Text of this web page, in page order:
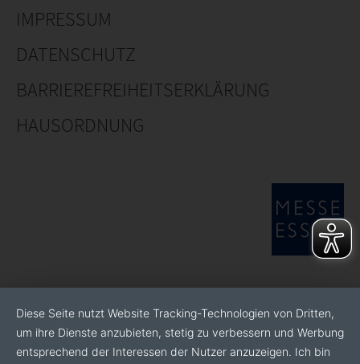
IMPRESSUM
DATENSCHUTZ
BARRIEREFREIHEITSERKLÄRUNG
HAUSORDNUNG
Diese Seite nutzt Website Tracking-Technologien von Dritten,
um ihre Dienste anzubieten, stetig zu verbessern und Werbung
entsprechend der Interessen der Nutzer anzuzeigen. Ich bin